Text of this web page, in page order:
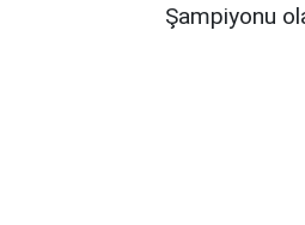
Şampiyonu